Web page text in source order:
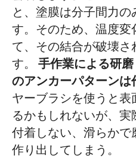
と、塗膜は分子間力
す。そのため、温度
て、その結合が破壊
す。 手作業による研
のアンカーパターンは
ヤーブラシを使うと
るかもしれないが、
付着しない、滑らか
作り出してしまう。